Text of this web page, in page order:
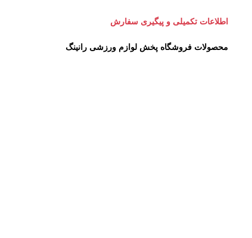
اطلاعات تکمیلی و پیگیری سفارش
محصولات فروشگاه پخش لوازم ورزشی رانینگ